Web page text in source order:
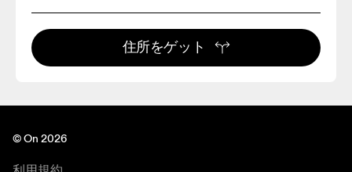
住所をゲット
© On 2026